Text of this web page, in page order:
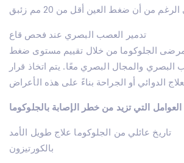
العلاجات
Lasik تركيا – اسطنبول
جراحة الفيمتو ليزك
زرع القرنية
قصر النظر تركيا
بدلة عينية
تدمير العصب البصري عند فحص قاع
مرضى الجلوكوما من خلال تقييم مستوى ضغط
البصري والمجال البصري معًا. يتم اتخاذ قرار
تاريخ عائلي من الجلوكوما علاج طويل الأمد
بالكورتيزون